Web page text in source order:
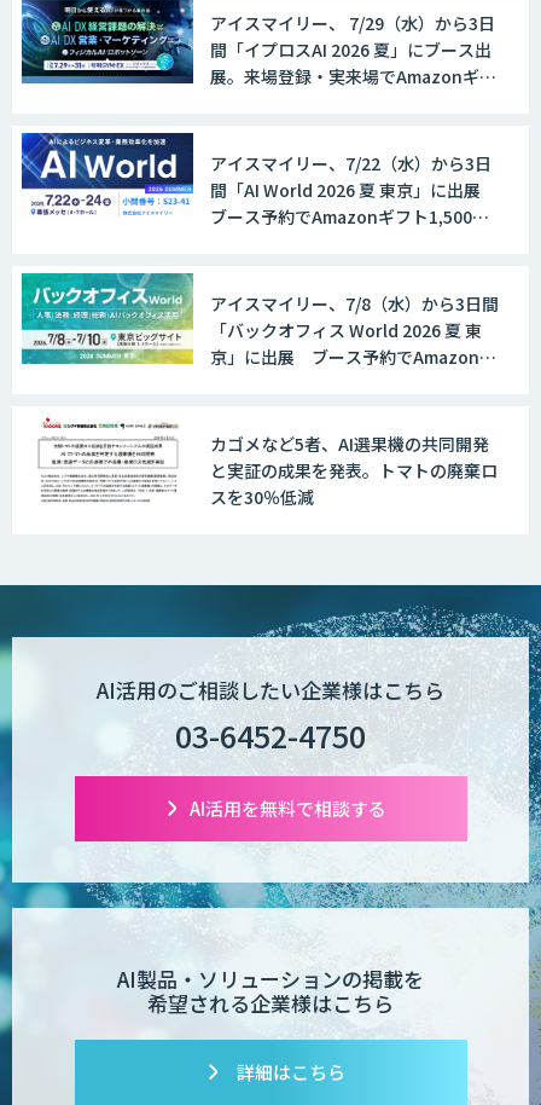
アイスマイリー、 7/29（水）から3日
間「イプロスAI 2026 夏」にブース出
展。来場登録・実来場でAmazonギフ
アイスマイリー、7/22（水）から3日
間「AI World 2026 夏 東京」に出展
ブース予約でAmazonギフト1,500円
アイスマイリー、7/8（水）から3日間
「バックオフィス World 2026 夏 東
京」に出展 ブース予約でAmazonギ
カゴメなど5者、AI選果機の共同開発
と実証の成果を発表。トマトの廃棄ロ
スを30％低減
AI活用のご相談したい企業様はこちら
03-6452-4750
AI活用を無料で相談する
AI製品・ソリューションの掲載を
希望される企業様はこちら
詳細はこちら